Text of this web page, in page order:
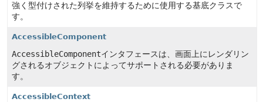
強く型付けされた列挙を維持するために使用する基底クラスで
す。
AccessibleComponent
AccessibleComponentインタフェースは、画面上にレンダリン
グされるオブジェクトによってサポートされる必要がありま
す。
AccessibleContext